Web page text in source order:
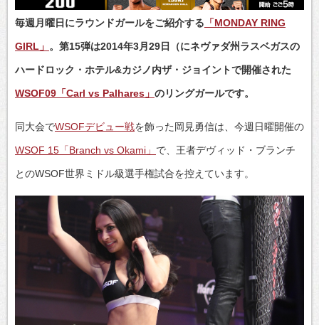
毎週月曜日にラウンドガールをご紹介する 「MONDAY RING
GIRL」 。第15弾は2014年3月29日（にネヴァダ州ラスベガスの
ハードロック・ホテル&カジノ内ザ・ジョイントで開催された
WSOF09「Carl vs Palhares」 のリングガールです。
同大会でWSOFデビュー戦を飾った岡見勇信は、今週日曜開催の
WSOF 15「Branch vs Okami」 で、王者デヴィッド・ブランチ
とのWSOF世界ミドル級選手権試合を控えています。